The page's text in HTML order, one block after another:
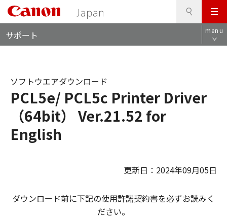
メ
ニ
ュ
サポート menu
PCL5e/ PCL5c Printer Driver
（64bit） Ver.21.52 for
English
ソフトウエアダウンロード
更新日：2024年09月05日
ダウンロード前に下記の使用許諾契約書を必ずお読みく
ださい。